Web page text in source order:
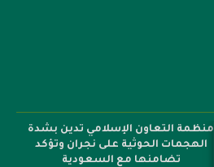
منظمة التعاون الإسلامي تدين بشدة
الهجمات الحوثية على نجران وتؤكد
تضامنها مع السعودية